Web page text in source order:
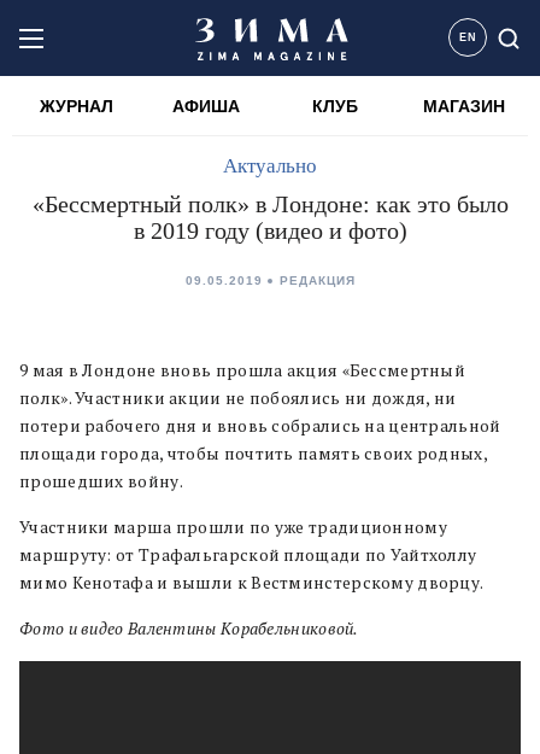
EN
ЖУРНАЛ АФИША КЛУБ МАГАЗИН
Актуально
«Бессмертный полк» в Лондоне: как это было
в 2019 году (видео и фото)
09.05.2019 РЕДАКЦИЯ
9 мая в Лондоне вновь прошла акция «Бессмертный
полк». Участники акции не побоялись ни дождя, ни
потери рабочего дня и вновь собрались на центральной
площади города, чтобы почтить память своих родных,
прошедших войну.
Участники марша прошли по уже традиционному
маршруту: от Трафальгарской площади по Уайтхоллу
мимо Кенотафа и вышли к Вестминстерскому дворцу.
Фото и видео Валентины Корабельниковой.